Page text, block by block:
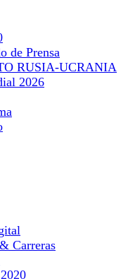
de Prensa
RUSIA-UCRANIA
2026
Carreras